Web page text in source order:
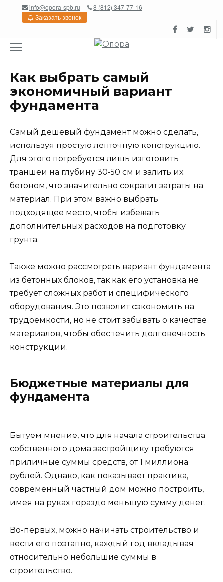
Перейтиinfo@opora-spb.ru
8 (812) 347-77-16
Заказать звонок
Как выбрать самый
экономичный вариант
фундамента
Самый дешевый фундамент можно сделать,
используя простую ленточную конструкцию.
Для этого потребуется лишь изготовить
траншеи на глубину 30-50 см и залить их
бетоном, что значительно сократит затраты на
материал. При этом важно выбрать
подходящее место, чтобы избежать
дополнительных расходов на подготовку
грунта.
Также можно рассмотреть вариант фундамента
из бетонных блоков, так как его установка не
требует сложных работ и специфического
оборудования. Это позволит сэкономить на
трудоемкости, но не стоит забывать о качестве
материалов, чтобы обеспечить долговечность
конструкции.
Бюджетные материалы для
фундамента
Бытуем мнение, что для начала строительства
собственного дома застройщику требуются
приличные суммы средств, от 1 миллиона
рублей. Однако, как показывает практика,
современный частный дом можно построить,
имея на руках гораздо меньшую сумму денег.
Во-первых, можно начинать строительство и
вести его поэтапно, каждый год вкладывая
относительно небольшие суммы в
строительство.